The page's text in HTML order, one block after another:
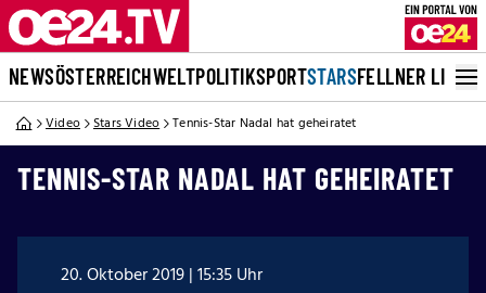
NEWSÖSTERREICHWELTPOLITIKSPORTSTARSFELLNER LIVE
Video Stars Video Tennis-Star Nadal hat geheiratet
TENNIS-STAR NADAL HAT GEHEIRATET
20. Oktober 2019 | 15:35 Uhr